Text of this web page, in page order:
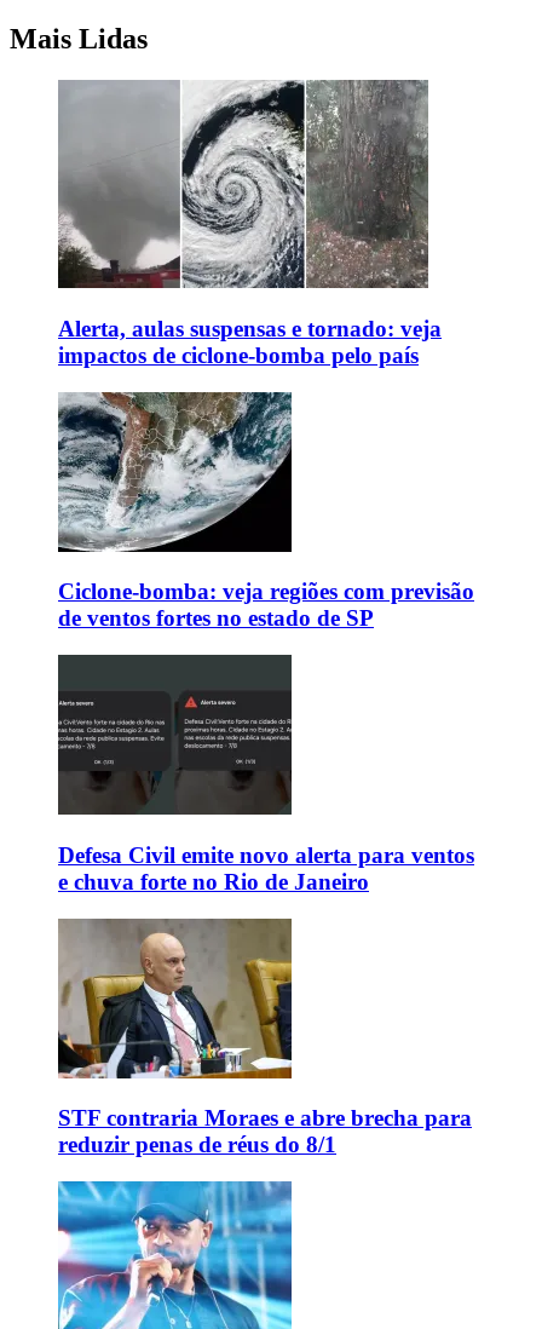
Mais Lidas
Alerta, aulas suspensas e tornado: veja
impactos de ciclone-bomba pelo país
Ciclone-bomba: veja regiões com previsão
de ventos fortes no estado de SP
Defesa Civil emite novo alerta para ventos
e chuva forte no Rio de Janeiro
STF contraria Moraes e abre brecha para
reduzir penas de réus do 8/1